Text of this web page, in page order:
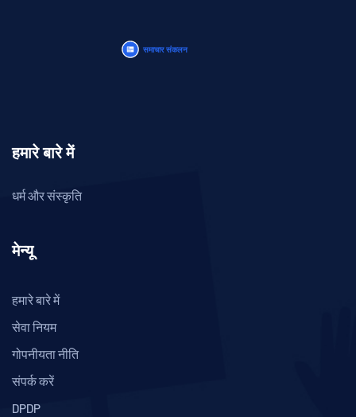
हमारे बारे में
धर्म और संस्कृति
मेन्यू
हमारे बारे में
सेवा नियम
गोपनीयता नीति
संपर्क करें
DPDP